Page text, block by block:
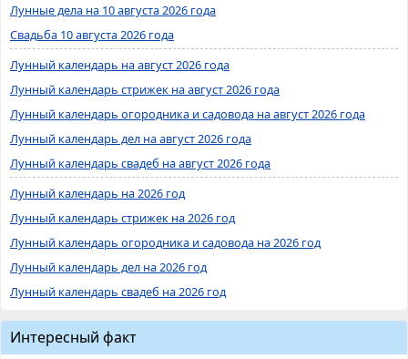
Лунные дела на 10 августа 2026 года
Свадьба 10 августа 2026 года
Лунный календарь на август 2026 года
Лунный календарь стрижек на август 2026 года
Лунный календарь огородника и садовода на август 2026 года
Лунный календарь дел на август 2026 года
Лунный календарь свадеб на август 2026 года
Лунный календарь на 2026 год
Лунный календарь стрижек на 2026 год
Лунный календарь огородника и садовода на 2026 год
Лунный календарь дел на 2026 год
Лунный календарь свадеб на 2026 год
Интересный факт